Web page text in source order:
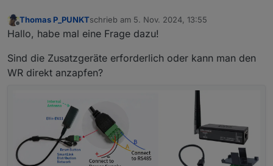
Offline
Thomas P_PUNKTschrieb am 5. Nov. 2024, 13:55
zuletzt editiert von
Hallo, habe mal eine Frage dazu!
Sind die Zusatzgeräte erforderlich oder kann man den
WR direkt anzapfen?